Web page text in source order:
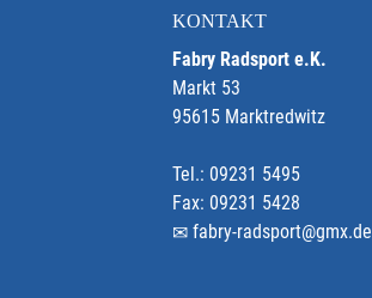
KONTAKT
Fabry Radsport e.K.
Markt 53
95615 Marktredwitz
Tel.: 09231 5495
Fax: 09231 5428
fabry-radsport@gmx.de